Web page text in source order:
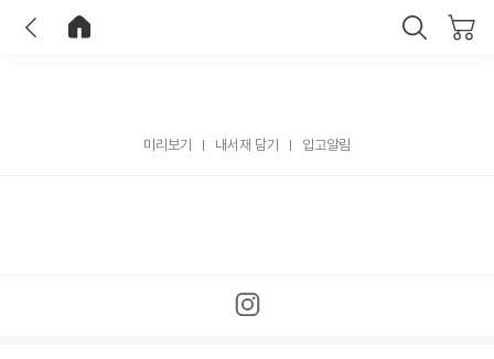
미리보기 내서재 담기 입고알림